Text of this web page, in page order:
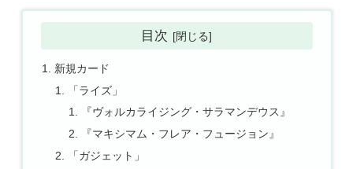
目次
新規カード
「ライズ」
『ヴォルカライジング・サラマンデウス』
『マキシマム・フレア・フュージョン』
「ガジェット」